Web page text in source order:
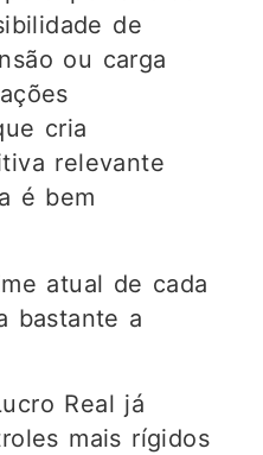
de
ou carga
cria
relevante
é bem
atual de cada
bastante a
Real já
mais rígidos